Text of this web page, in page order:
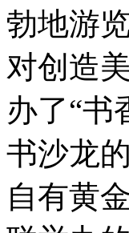
勃地游
对创造
办了“书
书沙龙
自有黄